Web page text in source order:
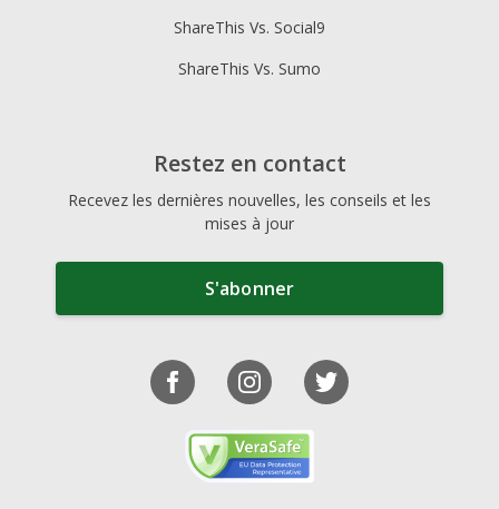
ShareThis Vs. Social9
ShareThis Vs. Sumo
Restez en contact
Recevez les dernières nouvelles, les conseils et les
mises à jour
S'abonner